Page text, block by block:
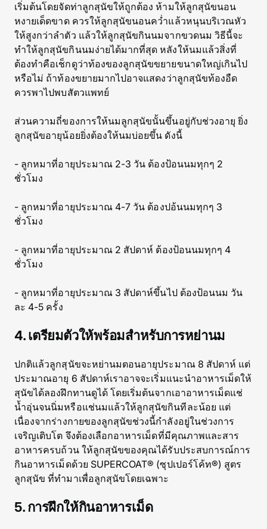
เริ่มต้นโดยจัดท่าลูกสุนัขให้ถูกต้อง ห้ามให้ลูกสุนัขนอน
หงายเด็ดขาด ควรให้ลูกสุนัขนอนคว่ำแล้วหนุนบริเวณหัว
ให้สูงกว่าลำตัว แล้วให้ลูกสุนัขกินนมจากขวดนม วิธีนี้จะ
ทำให้ลูกสุนัขกินนมง่ายได้มากที่สุด หลังให้นมแล้วสิ่งที่
ต้องทำคือเช็กดูว่าท้องของลูกสุนัขขยายขนาดใหญ่เกินไป
หรือไม่ ถ้าท้องขยายมากไปอาจแสดงว่าลูกสุนัขท้องอืด
ควรพาไปพบสัตวแพทย์
ส่วนความถี่ของการให้นมลูกสุนัขนั้นขึ้นอยู่กับช่วงอายุ ยิ่ง
ลูกสุนัขอายุน้อยยิ่งต้องให้นมบ่อยขึ้น ดังนี้
- ลูกหมาที่อายุประมาณ 2-3 วัน ต้องป้อนนมทุกๆ 2
ชั่วโมง
- ลูกหมาที่อายุประมาณ 4-7 วัน ต้องปอ้นนมทุกๆ 3
ชั่วโมง
- ลูกหมาที่อายุประมาณ 2 สัปดาห์ ต้องป้อนนมทุกๆ 4
ชั่วโมง
- ลูกหมาที่อายุประมาณ 3 สัปดาห์ขึ้นไป ต้องป้อนนม วัน
ละ 4-5 ครั้ง
4. เตรียมตัวให้พร้อมสำหรับการหย่านม
ปกติแล้วลูกสุนัขจะหย่านมตอนอายุประมาณ 8 สัปดาห์ แต่
ประมาณอายุ 6 สัปดาห์เราอาจจะเริ่มแนะนำอาหารเม็ดให้
สุนัขได้ลองฝึกทานดูได้ โดยเริ่มต้นจากเอาอาหารเม็ดแช่
น้ำอุ่นจนนิ่มหรือแช่นมแล้วให้ลูกสุนัขกินทีละน้อย แต่
เนื่องจากร่างกายของลูกสุนัขช่วงนี้กำลังอยู่ในช่วงการ
เจริญเติบโต จึงต้องเลือกอาหารเม็ดที่มีคุณภาพและสาร
อาหารครบถ้วน ให้ลูกสุนัขของคุณได้รับประสบการณ์การ
กินอาหารเม็ดด้วย SUPERCOAT® (ซุปเปอร์โค้ท®) สูตร
ลูกสุนัข ที่ทำมาเพื่อลูกสุนัขโดยเฉพาะ
5. การฝึกให้กินอาหารเม็ด